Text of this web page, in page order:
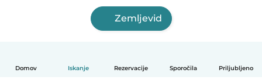
Domov Iskanje Rezervacije Sporočila Priljubljeno
Zemljevid